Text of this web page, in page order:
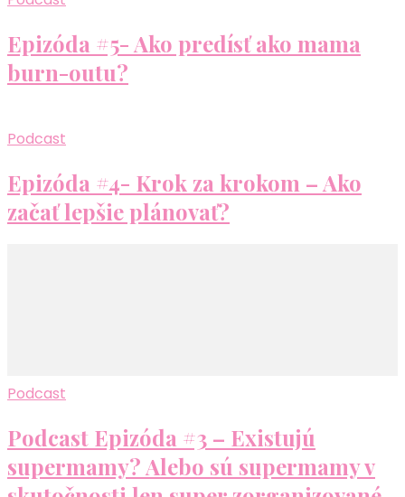
Epizóda #5- Ako predísť ako mama
burn-outu?
Podcast
Epizóda #4- Krok za krokom – Ako
začať lepšie plánovať?
Podcast
Podcast Epizóda #3 – Existujú
supermamy? Alebo sú supermamy v